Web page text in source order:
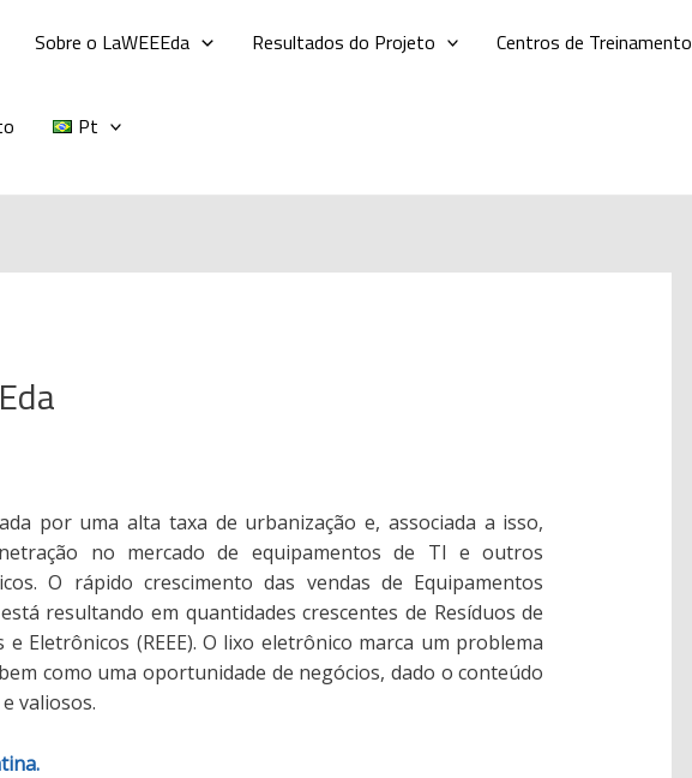
Sobre o LaWEEEda Resultados do Projeto Centros de Treinamento
Pt
por uma alta taxa de urbanização e, associada a isso,
no mercado de equipamentos de TI e outros
O rápido crescimento das vendas de Equipamentos
resultando em quantidades crescentes de Resíduos de
e Eletrônicos (REEE). O lixo eletrônico marca um problema
como uma oportunidade de negócios, dado o conteúdo
valiosos.